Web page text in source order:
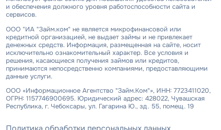
и обеспечения должного уровня работоспособности сайта и
сервисов.
ООО "ИА "Займ.ком" не является микрофинансовой или
кредитной организацией, не выдает займы и не привлекает
денежных средств. Информация, размещенная на сайте, носит
исключительно ознакомительный характер. Все условия и
решения, касающиеся получения займов или кредитов,
принимаются непосредственно компаниями, предоставляющими
данные услуги.
ООО «Информационное Агентство "Займ.Ком"», ИНН: 7723411020,
ОГРН: 1157746900695. Юридический адрес: 428022, Чувашская
Республика, г. Чебоксары, ул. Гагарина Ю., зд. 55, помещ. 19